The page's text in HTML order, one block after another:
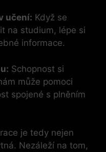
učení: Když se
na studium, lépe si
informace.
Schopnost si
může pomoci
spojené s plněním
je tedy nejen
Nezáleží na tom,